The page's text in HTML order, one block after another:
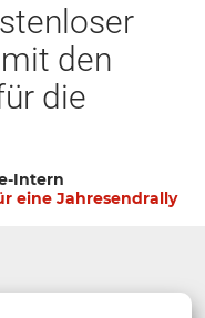
den
die
Intern
eine Jahresendrally